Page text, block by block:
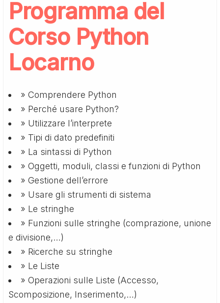
Programma del
Corso Python
Locarno
» Comprendere Python
» Perché usare Python?
» Utilizzare l’interprete
» Tipi di dato predefiniti
» La sintassi di Python
» Oggetti, moduli, classi e funzioni di Python
» Gestione dell’errore
» Usare gli strumenti di sistema
» Le stringhe
» Funzioni sulle stringhe (comprazione, unione
e divisione,…)
» Ricerche su stringhe
» Le Liste
» Operazioni sulle Liste (Accesso,
Scomposizione, Inserimento,…)